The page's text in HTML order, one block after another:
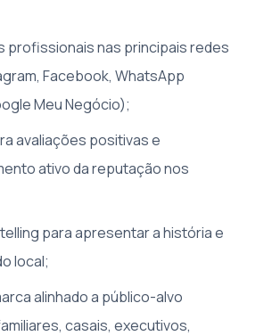
profissionais nas principais redes
Facebook, WhatsApp
Meu Negócio);
avaliações positivas e
ativo da reputação nos
para apresentar a história e
local;
alinhado a público-alvo
casais, executivos,